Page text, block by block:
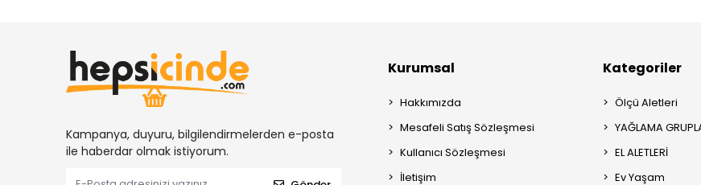
Kampanya, duyuru, bilgilendirmelerden e-posta
ile haberdar olmak istiyorum.
Kurumsal
Hakkımızda
Mesafeli Satış Sözleşmesi
Kullanıcı Sözleşmesi
İletişim
Kategoriler
Ölçü Aletleri
YAĞLAMA
EL ALETLERİ
Ev Yaşam